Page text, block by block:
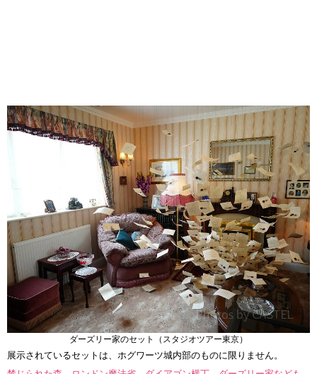
ダーズリー家のセット（スタジオツアー東京）
展示されているセットは、ホグワーツ城内部のものに限りません。